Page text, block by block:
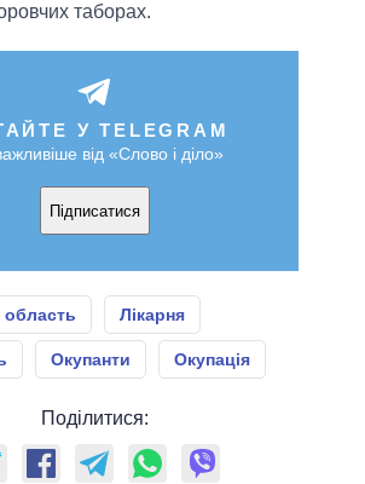
таборах.
У TELEGRAM
від «Слово і діло»
Підписатися
область Лікарня
Окупанти Окупація
Поділитися: